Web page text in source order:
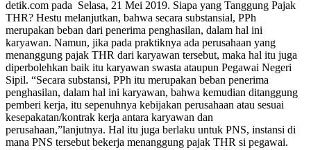
detik.com pada Selasa, 21 Mei 2019. Siapa yang Tanggung Pajak
THR? Hestu melanjutkan, bahwa secara substansial, PPh
merupakan beban dari penerima penghasilan, dalam hal ini
karyawan. Namun, jika pada praktiknya ada perusahaan yang
menanggung pajak THR dari karyawan tersebut, maka hal itu juga
diperbolehkan baik itu karyawan swasta ataupun Pegawai Negeri
Sipil. “Secara substansi, PPh itu merupakan beban penerima
penghasilan, dalam hal ini karyawan, bahwa kemudian ditanggung
pemberi kerja, itu sepenuhnya kebijakan perusahaan atau sesuai
kesepakatan/kontrak kerja antara karyawan dan
perusahaan,”lanjutnya. Hal itu juga berlaku untuk PNS, instansi di
mana PNS tersebut bekerja menanggung pajak THR si pegawai.